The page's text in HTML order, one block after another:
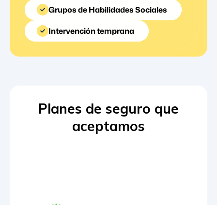
Grupos de Habilidades Sociales
Intervención temprana
Planes de seguro que
aceptamos